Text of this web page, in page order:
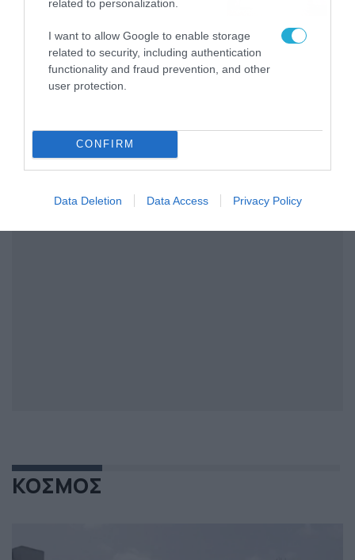
related to personalization.
I want to allow Google to enable storage
related to security, including authentication
functionality and fraud prevention, and other
user protection.
CONFIRM
Data Deletion Data Access Privacy Policy
αναμνήσεις
05/08/2026 21:23
ΚΟΣΜΟΣ